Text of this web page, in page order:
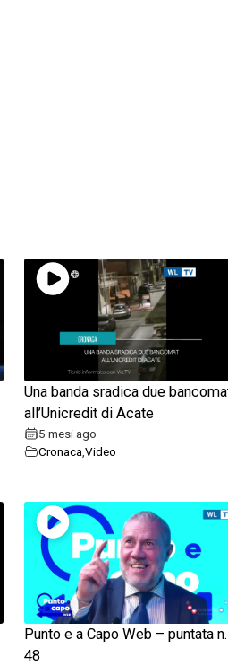
Una banda sradica due
all’Unicredit di Acate
5 mesi ago
Cronaca Video
Punto e a Capo Web – puntata n.
48